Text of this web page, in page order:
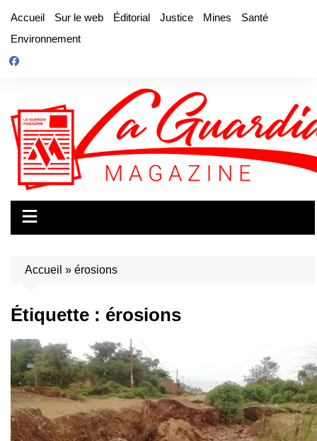
contenu
Accueil Sur le web Éditorial Justice Mines
Santé
Environnement
Accueil » érosions
Étiquette : érosions